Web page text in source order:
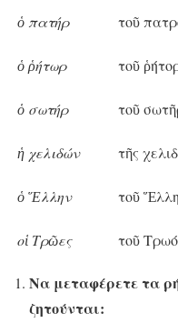
ὁ πατήρ τοῦ
ὁ ῥήτωρ τοῦ
ὁ σωτήρ τοῦ
ἡ χελιδών τῆς
ὁ Ἕλλην τοῦ
οἱ Τρῶες τοῦ
Να μεταφέρετε τα
ζητούνται: